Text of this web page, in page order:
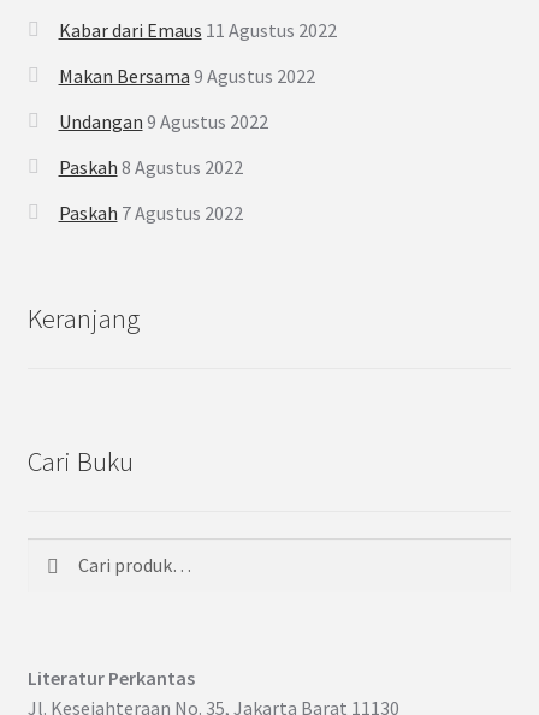
Kabar dari Emaus 11 Agustus 2022
Makan Bersama 9 Agustus 2022
Undangan 9 Agustus 2022
Paskah 8 Agustus 2022
Paskah 7 Agustus 2022
Keranjang
Cari Buku
Pencarian
Literatur Perkantas
Jl. Kesejahteraan No. 35, Jakarta Barat 11130